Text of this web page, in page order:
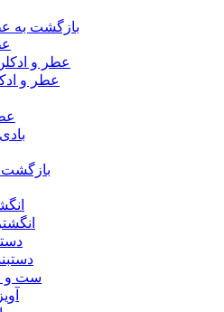
بازگشت به
عطر و
عطر و
بازگشت
ست و